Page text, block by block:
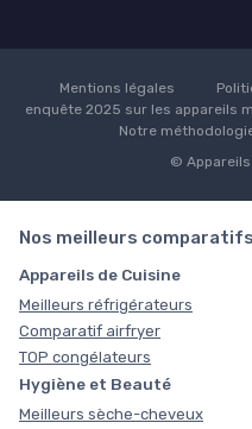
Mentions légales
enquête 2025 sur les appareils
Notre
©
Nos meilleurs comparatifs
Appareils de Cuisine
Meilleurs réfrigérateurs
Comparatif airfryer
TOP congélateurs
Hygiène et Beauté
Meilleurs sèche-cheveux